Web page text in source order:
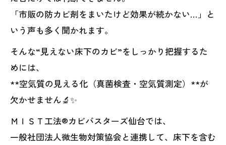
「市販の防カビ剤をまいたけど効果が続かない…」と
いう声も多く聞かれます。
そんな“見えない床下のカビ”をしっかり把握するた
めには、
**空気質の見える化（真菌検査・空気質測定）**が
欠かせません🔬✨
ＭＩＳＴ工法®カビバスターズ仙台では、
一般社団法人微生物対策協会と連携して、床下を含む